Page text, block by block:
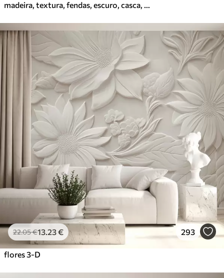
22.05€13 .23€ 293
flores 3-D